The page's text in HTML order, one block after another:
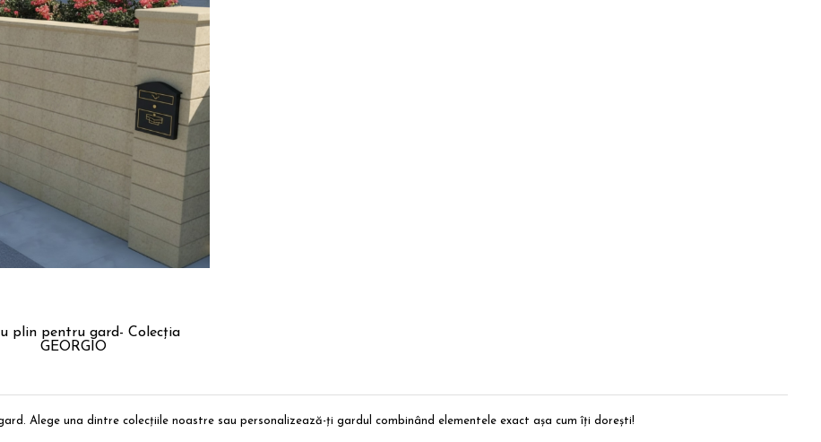
plin pentru gard- Colecția
GEORGIO
Alege una dintre colecțiile noastre sau personalizează-ți gardul combinând elementele exact așa cum îți dorești!